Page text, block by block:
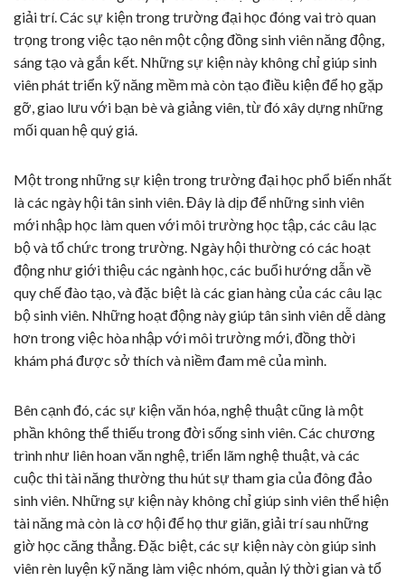
giải trí. Các sự kiện trong trường đại học đóng vai trò quan
trọng trong việc tạo nên một cộng đồng sinh viên năng động,
sáng tạo và gắn kết. Những sự kiện này không chỉ giúp sinh
viên phát triển kỹ năng mềm mà còn tạo điều kiện để họ gặp
gỡ, giao lưu với bạn bè và giảng viên, từ đó xây dựng những
mối quan hệ quý giá.
Một trong những sự kiện trong trường đại học phổ biến nhất
là các ngày hội tân sinh viên. Đây là dịp để những sinh viên
mới nhập học làm quen với môi trường học tập, các câu lạc
bộ và tổ chức trong trường. Ngày hội thường có các hoạt
động như giới thiệu các ngành học, các buổi hướng dẫn về
quy chế đào tạo, và đặc biệt là các gian hàng của các câu lạc
bộ sinh viên. Những hoạt động này giúp tân sinh viên dễ dàng
hơn trong việc hòa nhập với môi trường mới, đồng thời
khám phá được sở thích và niềm đam mê của mình.
Bên cạnh đó, các sự kiện văn hóa, nghệ thuật cũng là một
phần không thể thiếu trong đời sống sinh viên. Các chương
trình như liên hoan văn nghệ, triển lãm nghệ thuật, và các
cuộc thi tài năng thường thu hút sự tham gia của đông đảo
sinh viên. Những sự kiện này không chỉ giúp sinh viên thể hiện
tài năng mà còn là cơ hội để họ thư giãn, giải trí sau những
giờ học căng thẳng. Đặc biệt, các sự kiện này còn giúp sinh
viên rèn luyện kỹ năng làm việc nhóm, quản lý thời gian và tổ